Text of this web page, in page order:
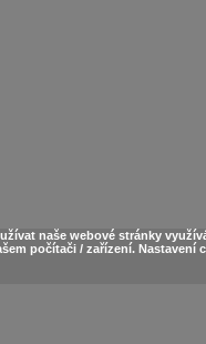
naše webové stránky
počítači / zařízení. Nastavení